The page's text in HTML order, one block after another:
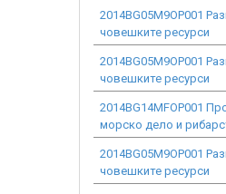
2014BG05M9OP001
човешките ресурси
2014BG05M9OP001
човешките ресурси
2014BG14MFOP001
морско дело и
2014BG05M9OP001
човешките ресурси